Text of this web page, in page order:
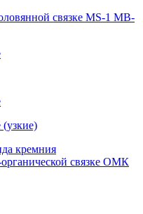
связке MS-1 MB-
кремния
связке ОМК